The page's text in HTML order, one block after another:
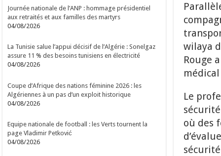
wilaya
Rouge
Le
où des
Journée nationale de l’ANP : hommage présidentiel
aux retraités et aux familles des martyrs
04/08/2026
La Tunisie salue l’appui décisif de l’Algérie : Sonelgaz
assure 11 % des besoins tunisiens en électricité
04/08/2026
Coupe d’Afrique des nations féminine 2026 : les
Algériennes à un pas d’un exploit historique
04/08/2026
Equipe nationale de football : les Verts tournent la
page Vladimir Petković
04/08/2026